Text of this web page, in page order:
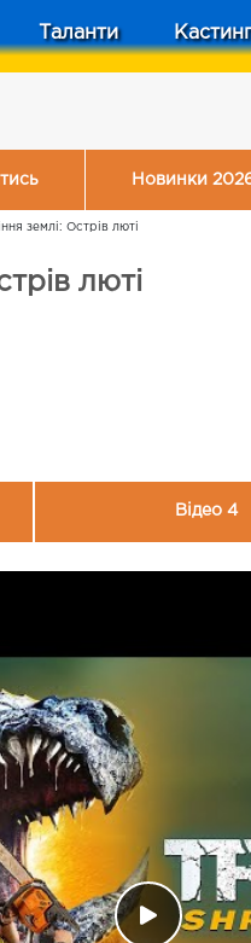
Таланти
Новинки
землі: Острів люті
люті
Відео 4